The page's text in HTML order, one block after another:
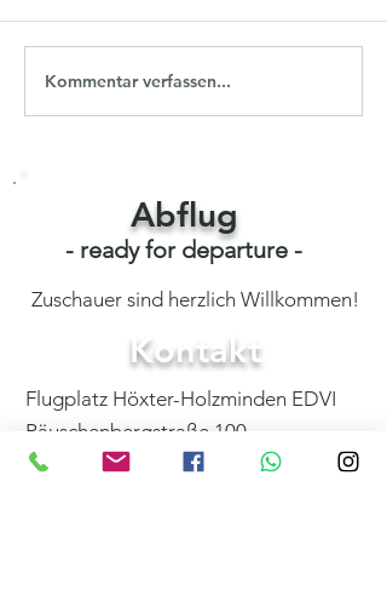
Gelungenes
Jahresabschlussfliegen
Kommentar verfassen...
Abflug
- ready for departure -
Zuschauer sind herzlich Willkommen!
Kontakt
Flugplatz Höxter-Holzminden EDVI
Räuschenbergstraße 100
37671 Höxter